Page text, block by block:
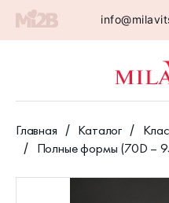
Главная Каталог
Полные формы (70D –